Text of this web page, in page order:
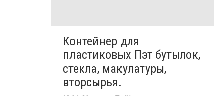
Контейнер для
пластиковых Пэт бутылок,
стекла, макулатуры,
вторсырья.